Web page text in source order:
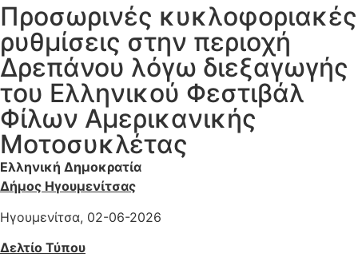
Προσωρινές κυκλοφοριακές
ρυθμίσεις στην περιοχή
Δρεπάνου λόγω διεξαγωγής
του Ελληνικού Φεστιβάλ
Φίλων Αμερικανικής
Μοτοσυκλέτας
Ελληνική Δημοκρατία
Δήμος Ηγουμενίτσας
Ηγουμενίτσα, 02-06-2026
Δελτίο Τύπου